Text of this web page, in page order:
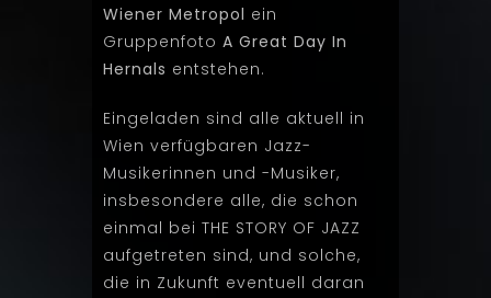
Wiener Metropol ein
Gruppenfoto A Great Day In
Hernals entstehen.
Eingeladen sind alle aktuell in
Wien verfügbaren Jazz-
Musikerinnen und -Musiker,
insbesondere alle, die schon
einmal bei THE STORY OF JAZZ
aufgetreten sind, und solche,
die in Zukunft eventuell daran